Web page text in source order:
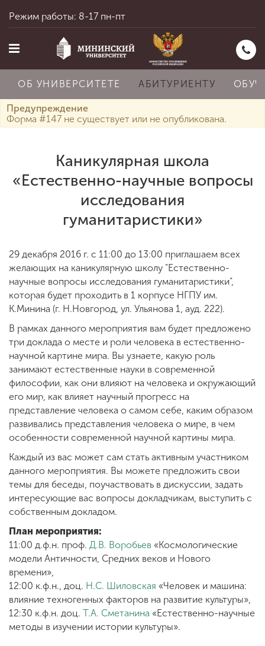
Об университете
Абитуриенту
Обучение
Наука
Международная
деятельность
Другие виды
деятельности
Студенческая жизнь
Сведения об
образовательной
ENG
Приемная
Режим работы: 8-17 пн-пт
ОБ УНИВЕРСИТЕТЕ АБИТУРИЕНТУ
Предупреждение
Форма #147 не существует или не опубликована.
Каникулярная школа
«Естественно-научные вопросы
исследования
гуманитаристики»
29 декабря 2016 г. с 11:00 до 13:00 приглашаем всех
желающих на каникулярную школу "Естественно-
научные вопросы исследования гуманитаристики",
которая будет проходить в 1 корпусе НГПУ им.
К.Минина (г. Н.Новгород, ул. Ульянова 1, ауд. 222).
В рамках данного мероприятия вам будет предложено
три доклада о месте и роли человека в естественно-
научной картине мира. Вы узнаете, какую роль
занимают естественные науки в современной
философии, как они влияют на человека и окружающий
его мир, как влияет научный прогресс на
представление человека о самом себе, каким образом
развивались представления человека о мире, в чем
особенности современной научной картины мира.
Каждый из вас может сам стать активным участником
данного мероприятия. Вы можете предложить свои
темы для беседы, поучаствовать в дискуссии, задать
интересующие вас вопросы докладчикам, выступить с
собственным докладом.
План мероприятия:
11:00 д.ф.н. проф. Д.В. Воробьев «Космологические
модели Античности, Средних веков и Нового
времени»,
12:00 к.ф.н., доц. Н.С. Шиловская «Человек и машина:
влияние техногенных факторов на развитие культуры»,
12:30 к.ф.н. доц. Т.А. Сметанина «Естественно-научные
методы в изучении истории культуры».